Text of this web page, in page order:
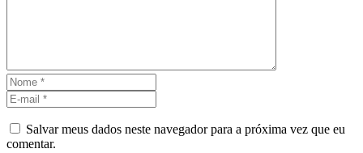
Salvar meus dados neste navegador para a próxima vez que eu
comentar.